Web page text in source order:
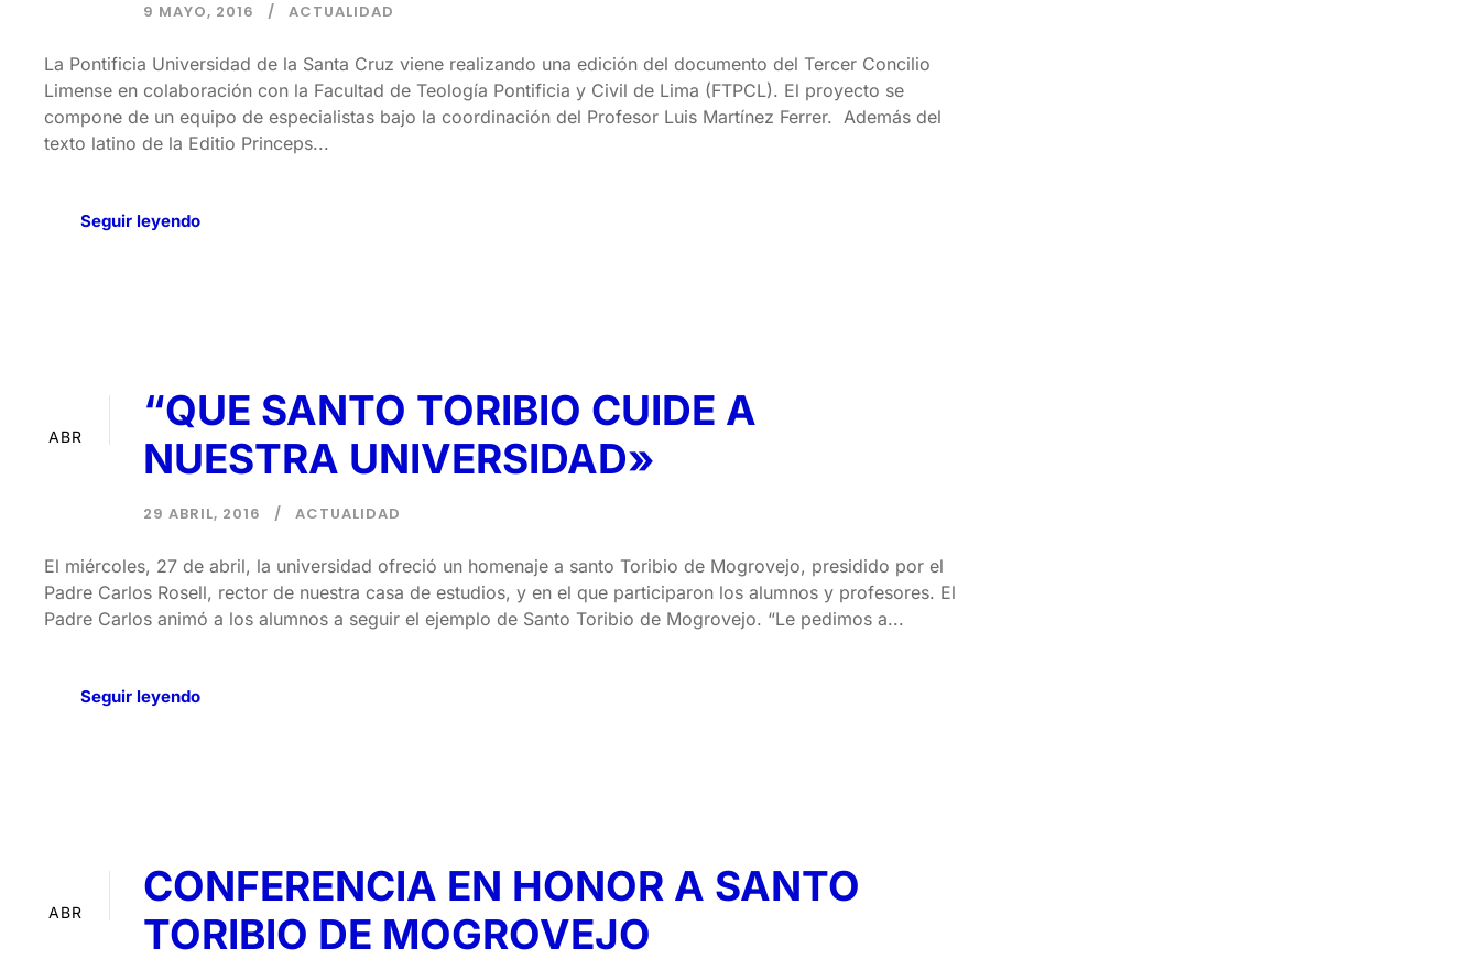
9 MAYO, 2016 ACTUALIDAD
La Pontificia Universidad de la Santa Cruz viene realizando una edición del documento del Tercer Concilio
Limense en colaboración con la Facultad de Teología Pontificia y Civil de Lima (FTPCL). El proyecto se
compone de un equipo de especialistas bajo la coordinación del Profesor Luis Martínez Ferrer. Además del
texto latino de la Editio Princeps...
Seguir leyendo
ABR
“QUE SANTO TORIBIO CUIDE A
NUESTRA UNIVERSIDAD»
29 ABRIL, 2016 ACTUALIDAD
El miércoles, 27 de abril, la universidad ofreció un homenaje a santo Toribio de Mogrovejo, presidido por el
Padre Carlos Rosell, rector de nuestra casa de estudios, y en el que participaron los alumnos y profesores. El
Padre Carlos animó a los alumnos a seguir el ejemplo de Santo Toribio de Mogrovejo. “Le pedimos a...
Seguir leyendo
ABR
CONFERENCIA EN HONOR A SANTO
TORIBIO DE MOGROVEJO